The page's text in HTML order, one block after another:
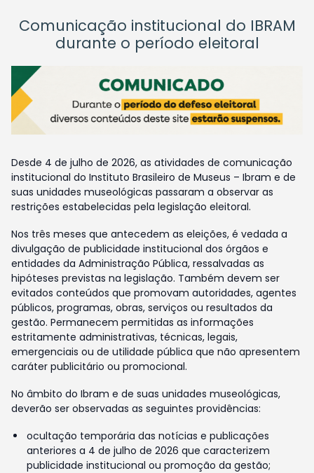
Comunicação institucional do IBRAM
durante o período eleitoral
Desde 4 de julho de 2026, as atividades de comunicação
institucional do Instituto Brasileiro de Museus – Ibram e de
suas unidades museológicas passaram a observar as
restrições estabelecidas pela legislação eleitoral.
Nos três meses que antecedem as eleições, é vedada a
divulgação de publicidade institucional dos órgãos e
entidades da Administração Pública, ressalvadas as
hipóteses previstas na legislação. Também devem ser
evitados conteúdos que promovam autoridades, agentes
públicos, programas, obras, serviços ou resultados da
gestão. Permanecem permitidas as informações
estritamente administrativas, técnicas, legais,
emergenciais ou de utilidade pública que não apresentem
caráter publicitário ou promocional.
No âmbito do Ibram e de suas unidades museológicas,
deverão ser observadas as seguintes providências:
ocultação temporária das notícias e publicações
anteriores a 4 de julho de 2026 que caracterizem
publicidade institucional ou promoção da gestão;